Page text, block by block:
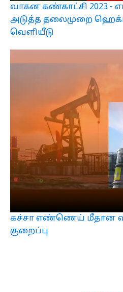
வாகன கண்காட்சி 2023 -
அடுத்த தலைமுறை
வெளியீடு
கச்சா எண்ணெய் மீதான
குறைப்பு